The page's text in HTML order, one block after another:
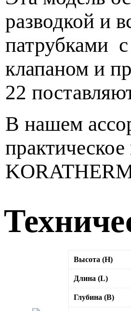
разводкой и
патрубками
клапаном и
22
В нашем
Высота (H)
Длина (L)
Глубина (B)